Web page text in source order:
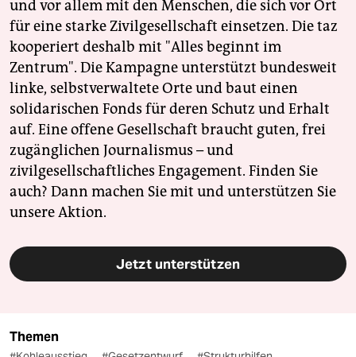
und vor allem mit den Menschen, die sich vor Ort
für eine starke Zivilgesellschaft einsetzen. Die taz
kooperiert deshalb mit "Alles beginnt im
Zentrum". Die Kampagne unterstützt bundesweit
linke, selbstverwaltete Orte und baut einen
solidarischen Fonds für deren Schutz und Erhalt
auf. Eine offene Gesellschaft braucht guten, frei
zugänglichen Journalismus – und
zivilgesellschaftliches Engagement. Finden Sie
auch? Dann machen Sie mit und unterstützen Sie
unsere Aktion.
Jetzt unterstützen
Themen